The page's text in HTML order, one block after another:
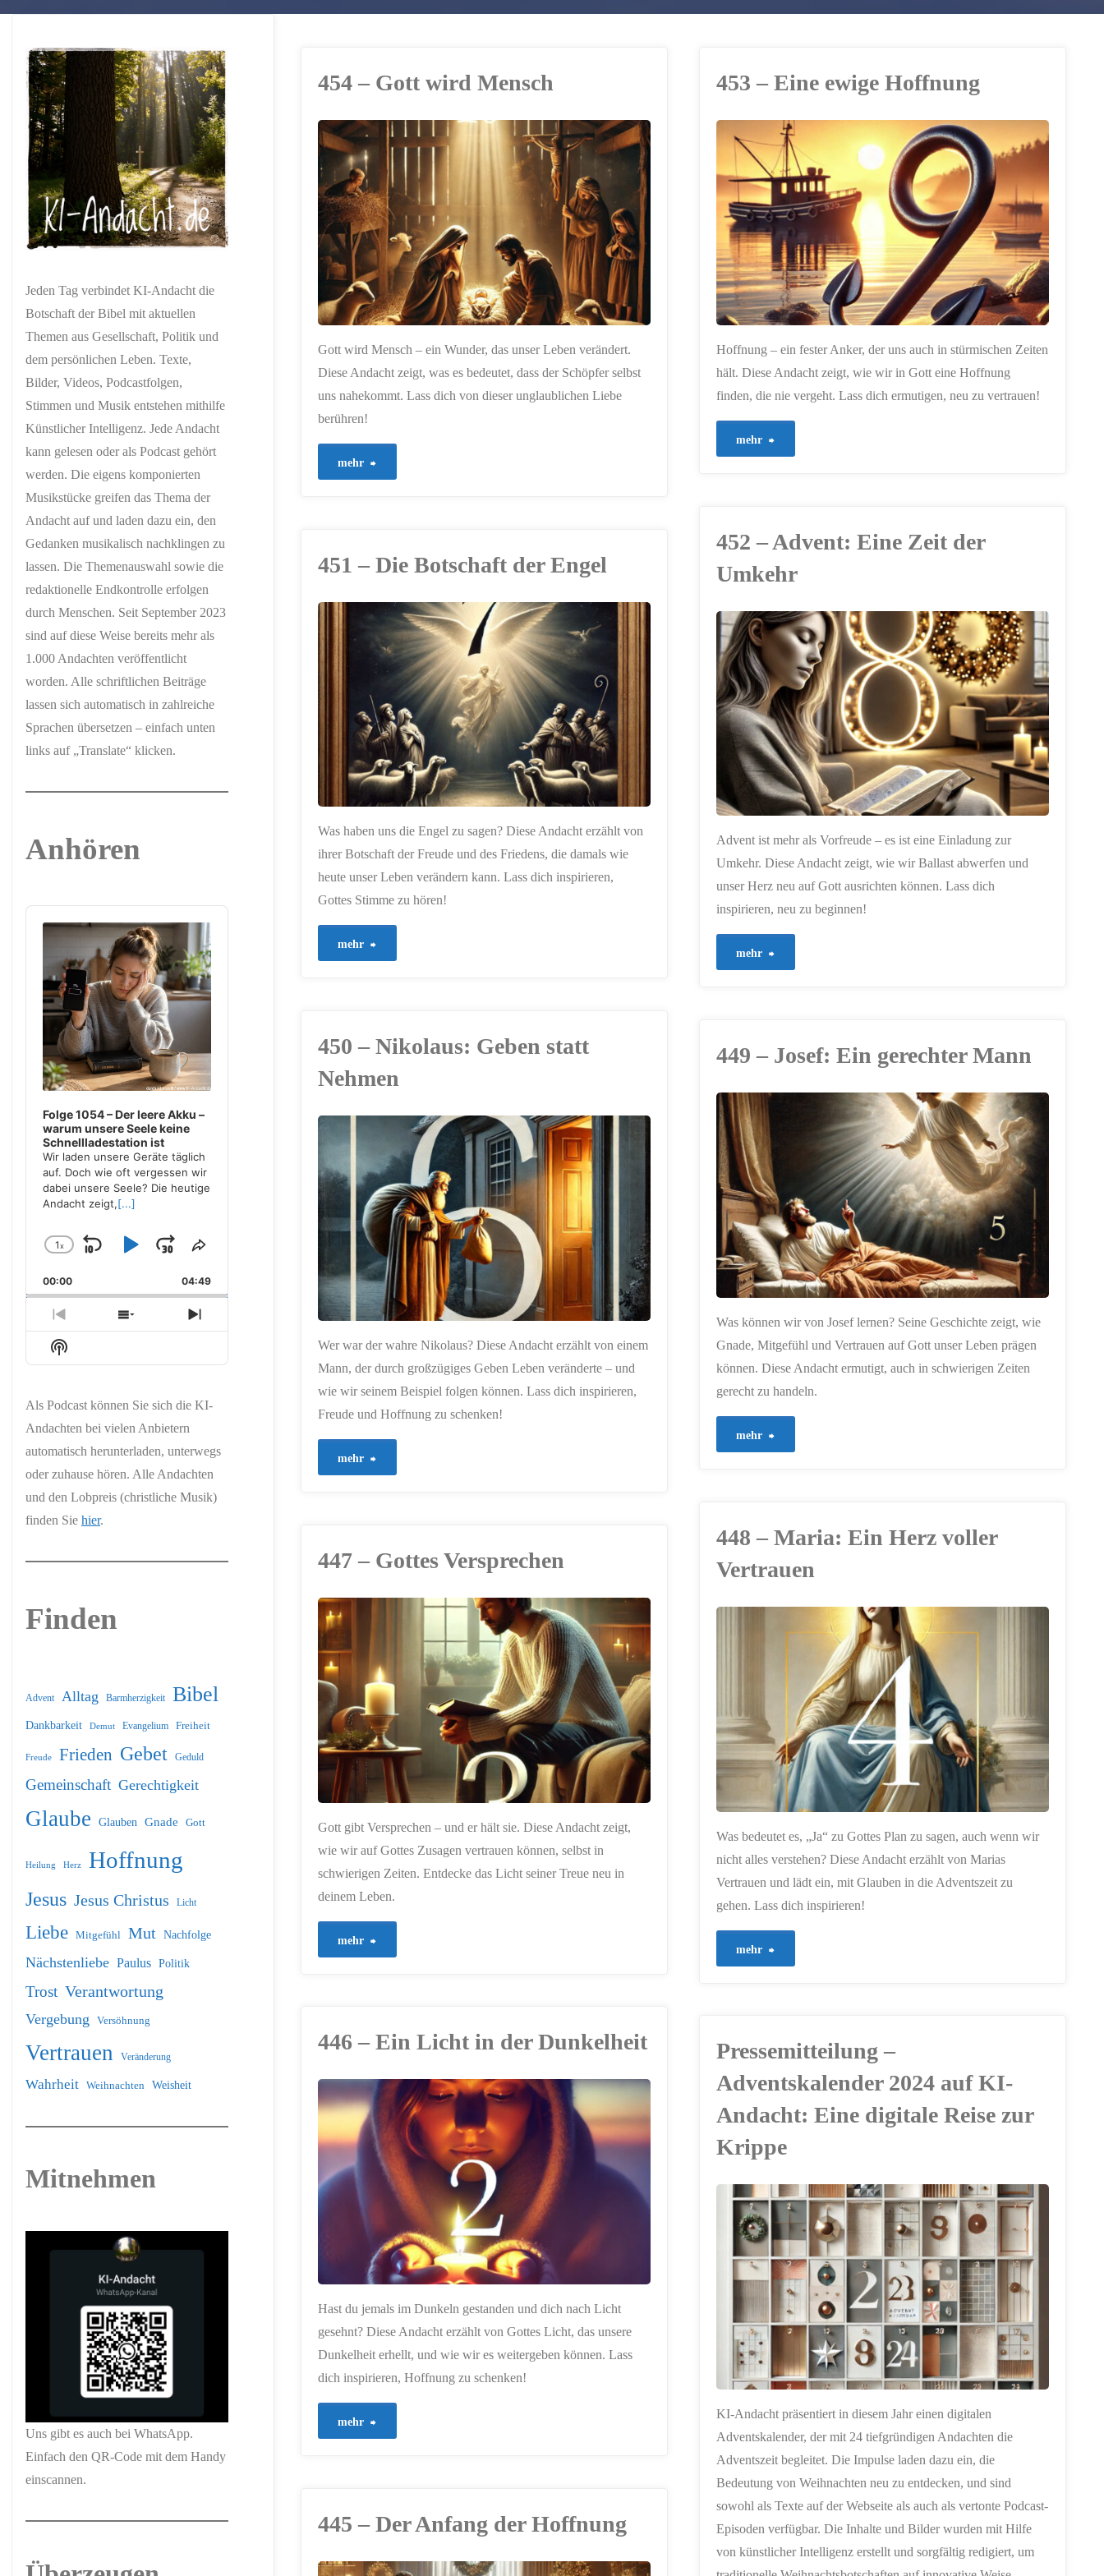
454 – Gott wird Mensch
Gott wird Mensch – ein Wunder, das unser Leben verändert.
Diese Andacht zeigt, was es bedeutet, dass der Schöpfer selbst
uns nahekommt. Lass dich von dieser unglaublichen Liebe
berühren!
mehr "454
wird
Mensch"
453 – Eine ewige Hoffnung
ERSTELLT MIT
CHATGPT
Hoffnung – ein fester Anker, der uns auch in stürmischen Zeiten
hält. Diese Andacht zeigt, wie wir in Gott eine Hoffnung
finden, die nie vergeht. Lass dich ermutigen, neu zu vertrauen!
mehr "453
ewige
Hoffnung"
452 – Advent: Eine Zeit der
Umkehr
ERSTELLT MIT
Advent ist mehr als Vorfreude – es ist eine Einladung zur
Umkehr. Diese Andacht zeigt, wie wir Ballast abwerfen und
unser Herz neu auf Gott ausrichten können. Lass dich
inspirieren, neu zu beginnen!
mehr "452
Eine
Zeit
Umkehr"
451 – Die Botschaft der Engel
Was haben uns die Engel zu sagen? Diese Andacht erzählt von
ihrer Botschaft der Freude und des Friedens, die damals wie
heute unser Leben verändern kann. Lass dich inspirieren,
Gottes Stimme zu hören!
mehr "451
Botschaft
der
450 – Nikolaus: Geben statt
Nehmen
Wer war der wahre Nikolaus? Diese Andacht erzählt von einem
Mann, der durch großzügiges Geben Leben veränderte – und
wie wir seinem Beispiel folgen können. Lass dich inspirieren,
Freude und Hoffnung zu schenken!
mehr "450
Geben
statt
449 – Josef: Ein gerechter Mann
ERSTELLT MIT
Was können wir von Josef lernen? Seine Geschichte zeigt, wie
Gnade, Mitgefühl und Vertrauen auf Gott unser Leben prägen
können. Diese Andacht ermutigt, auch in schwierigen Zeiten
gerecht zu handeln.
mehr "449
Ein
gerechter
448 – Maria: Ein Herz voller
Vertrauen
Was bedeutet es, „Ja“ zu Gottes Plan zu sagen, auch wenn wir
nicht alles verstehen? Diese Andacht erzählt von Marias
Vertrauen und lädt ein, mit Glauben in die Adventszeit zu
gehen. Lass dich inspirieren!
mehr "448
Ein
Herz
447 – Gottes Versprechen
Gott gibt Versprechen – und er hält sie. Diese Andacht zeigt,
wie wir auf Gottes Zusagen vertrauen können, selbst in
schwierigen Zeiten. Entdecke das Licht seiner Treue neu in
deinem Leben.
mehr "447
Versprechen"
446 – Ein Licht in der Dunkelheit
Hast du jemals im Dunkeln gestanden und dich nach Licht
gesehnt? Diese Andacht erzählt von Gottes Licht, das unsere
Dunkelheit erhellt, und wie wir es weitergeben können. Lass
dich inspirieren, Hoffnung zu schenken!
mehr "446
Licht
in
Pressemitteilung –
Adventskalender 2024 auf KI-
Andacht: Eine digitale Reise zur
Krippe
KI-Andacht präsentiert in diesem Jahr einen digitalen
Adventskalender, der mit 24 tiefgründigen Andachten die
Adventszeit begleitet. Die Impulse laden dazu ein, die
Bedeutung von Weihnachten neu zu entdecken, und sind
sowohl als Texte auf der Webseite als auch als vertonte Podcast-
Episoden verfügbar. Die Inhalte und Bilder wurden mit Hilfe
von künstlicher Intelligenz erstellt und sorgfältig redigiert, um
445 – Der Anfang der Hoffnung
Jeden Tag verbindet KI-Andacht die
Botschaft der Bibel mit aktuellen
Themen aus Gesellschaft, Politik und
dem persönlichen Leben. Texte,
Bilder, Videos, Podcastfolgen,
Stimmen und Musik entstehen mithilfe
Künstlicher Intelligenz. Jede Andacht
kann gelesen oder als Podcast gehört
werden. Die eigens komponierten
Musikstücke greifen das Thema der
Andacht auf und laden dazu ein, den
Gedanken musikalisch nachklingen zu
lassen. Die Themenauswahl sowie die
redaktionelle Endkontrolle erfolgen
durch Menschen. Seit September 2023
sind auf diese Weise bereits mehr als
1.000 Andachten veröffentlicht
worden. Alle schriftlichen Beiträge
lassen sich automatisch in zahlreiche
Sprachen übersetzen – einfach unten
links auf „Translate“ klicken.
Anhören
Audio
Player
Folge 1054 – Der leere Akku –
warum unsere Seele keine
Schnellladestation ist
Wir laden unsere Geräte täglich
auf. Doch wie oft vergessen wir
dabei unsere Seele? Die heutige
Andacht zeigt,[...]
Change
Rate
1x
Skip
Backward
Play
Pause
Jump
Forward
Share
Episode
00:00 04:49
Previous
Episode
Show
Episodes
Next
Episode
Show
Podcast
Als Podcast können Sie sich die KI-
Andachten bei vielen Anbietern
automatisch herunterladen, unterwegs
oder zuhause hören. Alle Andachten
und den Lobpreis (christliche Musik)
finden Sie hier.
Finden
Advent Alltag Barmherzigkeit Bibel
Dankbarkeit Demut Evangelium Freiheit
Freude Frieden Gebet Geduld
Gemeinschaft Gerechtigkeit
Glaube Glauben Gnade Gott
Heilung Herz Hoffnung
Jesus Jesus Christus Licht
Liebe Mitgefühl Mut Nachfolge
Nächstenliebe Paulus Politik
Trost Verantwortung
Vergebung Versöhnung
Vertrauen Veränderung
Wahrheit Weihnachten Weisheit
Mitnehmen
Uns gibt es auch bei WhatsApp.
Einfach den QR-Code mit dem Handy
einscannen.